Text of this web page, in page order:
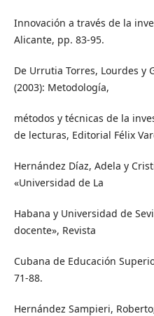
Innovación a través de la
Alicante, pp. 83-95.
De Urrutia Torres, Lourdes y
(2003): Metodología,
métodos y técnicas de la
de lecturas, Editorial Félix
Hernández Díaz, Adela y
«Universidad de La
Habana y Universidad de
docente», Revista
Cubana de Educación
71-88.
Hernández Sampieri,